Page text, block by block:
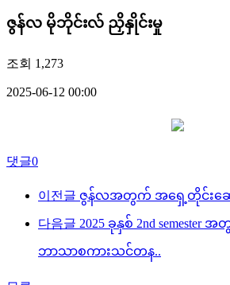
ဇွန်လ မိုဘိုင်းလ် ညှိနှိုင်းမှု
조회 1,273
2025-06-12 00:00
댓글0
이전글 ဇွန်လအတွက် အရှေ့တိုင်းဆ
다음글 2025 ခုနှစ် 2nd semester
ဘာသာစကားသင်တန..